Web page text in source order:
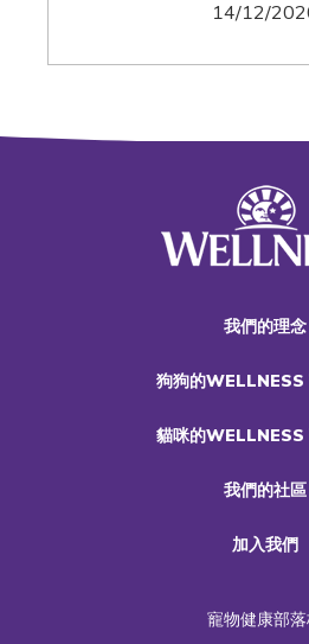
14/12/
我們的理念
狗狗的WELLNESS
貓咪的WELLNESS
我們的社區
加入我們
寵物健康部